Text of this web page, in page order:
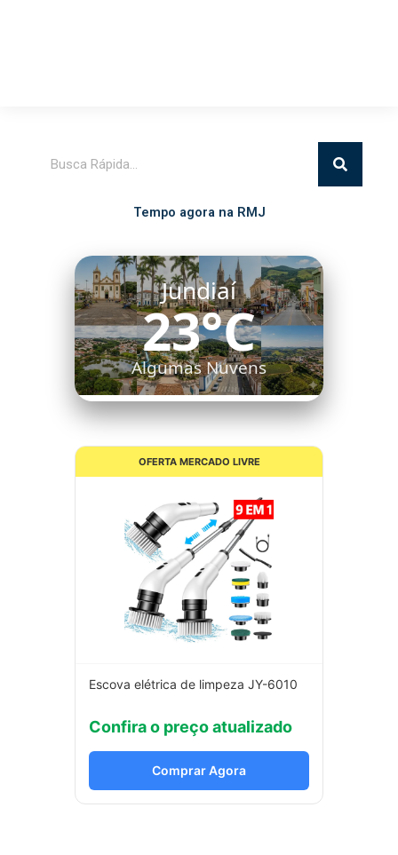
Tempo agora na RMJ
Jundiaí
23°C
Algumas Nuvens
OFERTA MERCADO LIVRE
Escova elétrica de limpeza JY-6010
Confira o preço atualizado
Comprar Agora